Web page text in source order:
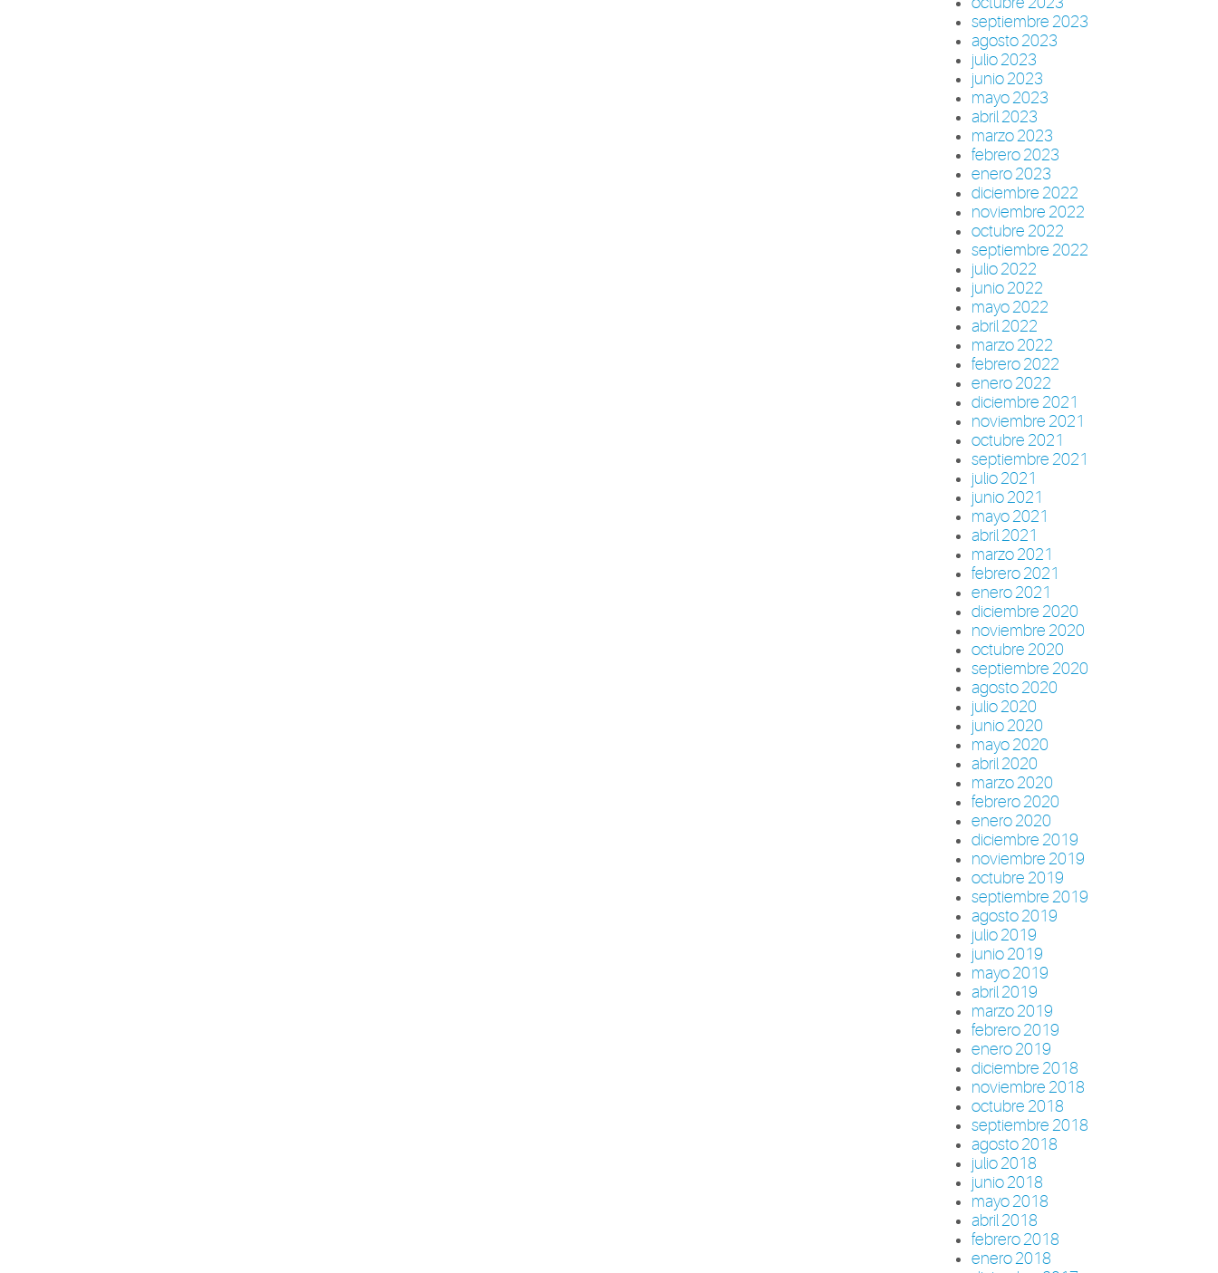
septiembre 2023
agosto 2023
julio 2023
junio 2023
mayo 2023
abril 2023
marzo 2023
febrero 2023
enero 2023
diciembre 2022
noviembre 2022
octubre 2022
septiembre 2022
julio 2022
junio 2022
mayo 2022
abril 2022
marzo 2022
febrero 2022
enero 2022
diciembre 2021
noviembre 2021
octubre 2021
septiembre 2021
julio 2021
junio 2021
mayo 2021
abril 2021
marzo 2021
febrero 2021
enero 2021
diciembre 2020
noviembre 2020
octubre 2020
septiembre 2020
agosto 2020
julio 2020
junio 2020
mayo 2020
abril 2020
marzo 2020
febrero 2020
enero 2020
diciembre 2019
noviembre 2019
octubre 2019
septiembre 2019
agosto 2019
julio 2019
junio 2019
mayo 2019
abril 2019
marzo 2019
febrero 2019
enero 2019
diciembre 2018
noviembre 2018
octubre 2018
septiembre 2018
agosto 2018
julio 2018
junio 2018
mayo 2018
abril 2018
febrero 2018
enero 2018